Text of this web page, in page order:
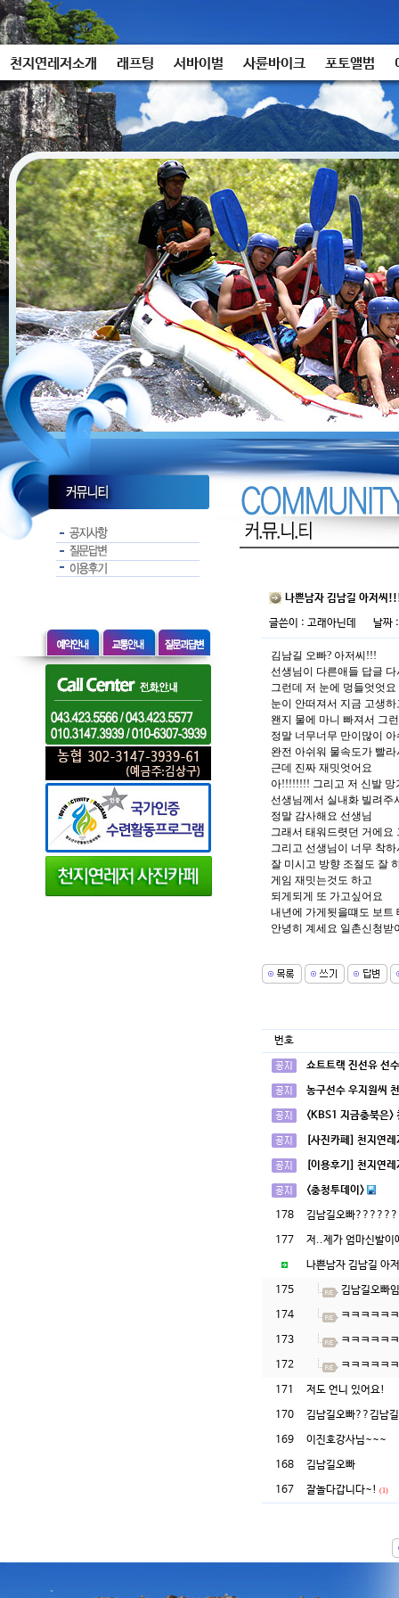
천지연레저소개 래프팅 서바이벌 사륜바이크 포토앨범
나쁜남자 김남길 아저씨
글쓴이 : 고래아닌데 날짜
김남길 오빠? 아저씨!!!
선생님이 다른애들 답글
그런데 저 눈에 멍들엇엇요
눈이 안떠져서 지금 고생
왠지 물에 마니 빠져서 그
정말 너무너무 만이많이
완전 아쉬워 물속도가 빨
근데 진짜 재밋엇어요
아!!!!!!!! 그리고 저 신발 망
선생님께서 실내화 빌려주
정말 감사해요 선생님
그래서 태워드렷던 거에요
그리고 선생님이 너무 착
잘 미시고 방향 조절도 잘
게임 재밋는것도 하고
되게되게 또 가고싶어요
내년에 가게됫을떄도 보트
안녕히 계세요 일촌신청받
번호
쇼트트랙 진선유 선
농구선수 우지원씨
<KBS1 지금충북은>
[사진카페] 천지연
[이용후기] 천지연
<충청투데이>
178
김남길오빠
177
저..제가 엄마신발이
나쁜남자 김남길 아
175
김남길오빠
174
ㅋㅋㅋㅋㅋ
173
ㅋㅋㅋㅋㅋ
172
ㅋㅋㅋㅋㅋ
171
저도 언니 있어요!
170
김남길오빠??김남
169
이진호강사님~~~
168
김남길오빠
167
잘놀다갑니다~! (1)